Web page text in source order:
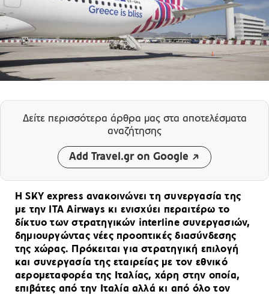
Δείτε περισσότερα άρθρα μας στα αποτελέσματα
αναζήτησης
Add Travel.gr on Google
Η SKY express ανακοινώνει τη συνεργασία της
με την ITA Airways κι ενισχύει περαιτέρω το
δίκτυο των στρατηγικών interline συνεργασιών,
δημιουργώντας νέες προοπτικές διασύνδεσης
της χώρας. Πρόκειται για στρατηγική επιλογή
και συνεργασία της εταιρείας με τον εθνικό
αερομεταφορέα της Ιταλίας, χάρη στην οποία,
επιβάτες από την Ιταλία αλλά κι από όλο τον